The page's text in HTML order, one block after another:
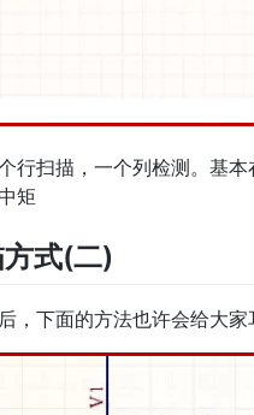
行扫描，一个列检测。基
矩
式(二)
，下面的方法也许会给大